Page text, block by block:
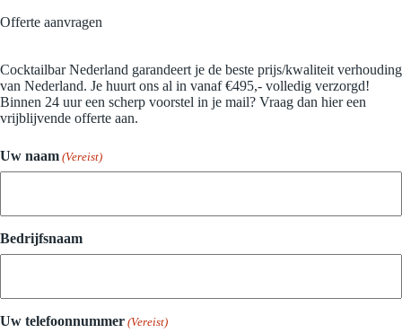
Offerte aanvragen
Cocktailbar Nederland garandeert je de beste prijs/kwaliteit verhouding
van Nederland. Je huurt ons al in vanaf €495,- volledig verzorgd!
Binnen 24 uur een scherp voorstel in je mail? Vraag dan hier een
vrijblijvende offerte aan.
Uw naam (Vereist)
Bedrijfsnaam
Uw telefoonnummer (Vereist)